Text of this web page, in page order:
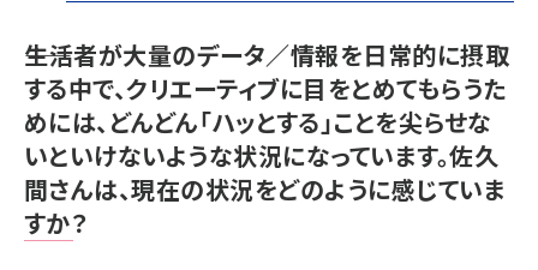
――生活者が大量のデータ／情報を日常的に摂取
する中で、クリエーティブに目をとめてもらうた
めには、どんどん「ハッとする」ことを尖らせな
いといけないような状況になっています。佐久
間さんは、現在の状況をどのように感じていま
すか？